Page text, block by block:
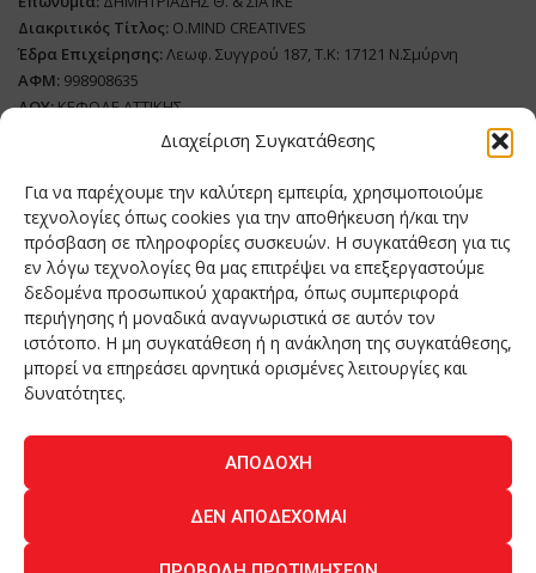
Διαχείριση Συγκατάθεσης
Για να παρέχουμε την καλύτερη εμπειρία, χρησιμοποιούμε
τεχνολογίες όπως cookies για την αποθήκευση ή/και την
πρόσβαση σε πληροφορίες συσκευών. Η συγκατάθεση για τις
εν λόγω τεχνολογίες θα μας επιτρέψει να επεξεργαστούμε
δεδομένα προσωπικού χαρακτήρα, όπως συμπεριφορά
περιήγησης ή μοναδικά αναγνωριστικά σε αυτόν τον
ιστότοπο. Η μη συγκατάθεση ή η ανάκληση της συγκατάθεσης,
μπορεί να επηρεάσει αρνητικά ορισμένες λειτουργίες και
δυνατότητες.
ΑΠΟΔΟΧΉ
ΔΕΝ ΑΠΟΔΈΧΟΜΑΙ
Διακριτικός Τίτλος: O.MIND CREATIVES
Έδρα Επιχείρησης:Λεωφ. Συγγρού 187, Τ.Κ: 17121 Ν.Σμύρνη
ΑΦΜ: 998908635
ΔΟΥ:ΚΕΦΟΔΕ ΑΤΤΙΚΗΣ
Όνομα Ιδιοκτήτη και Νόμιμο Πρόσωπο: Θεόδωρος Δημητριάδης
Διευθυντής Σύνταξης:Ευθυμιάτου Μαίρη
Domain:grillmagazine.gr
Δικαιούχος Domain:Θεόδωρος Δημητριάδης
Διευθυντής:Θεόδωρος Δημητριάδης
Διαχειριστής:Θεόδωρος Δημητριάδης
Δήλωση Συμμόρφωσης
Αριθμός Πιστοποίησης Μ.Η.Τ.: 242276
ΑΝΘΡΩΠΟΙ
ΠΕΡΙΟΔΙΚΟ ΕΠΙΚΟΙΝΩΝΙΑ